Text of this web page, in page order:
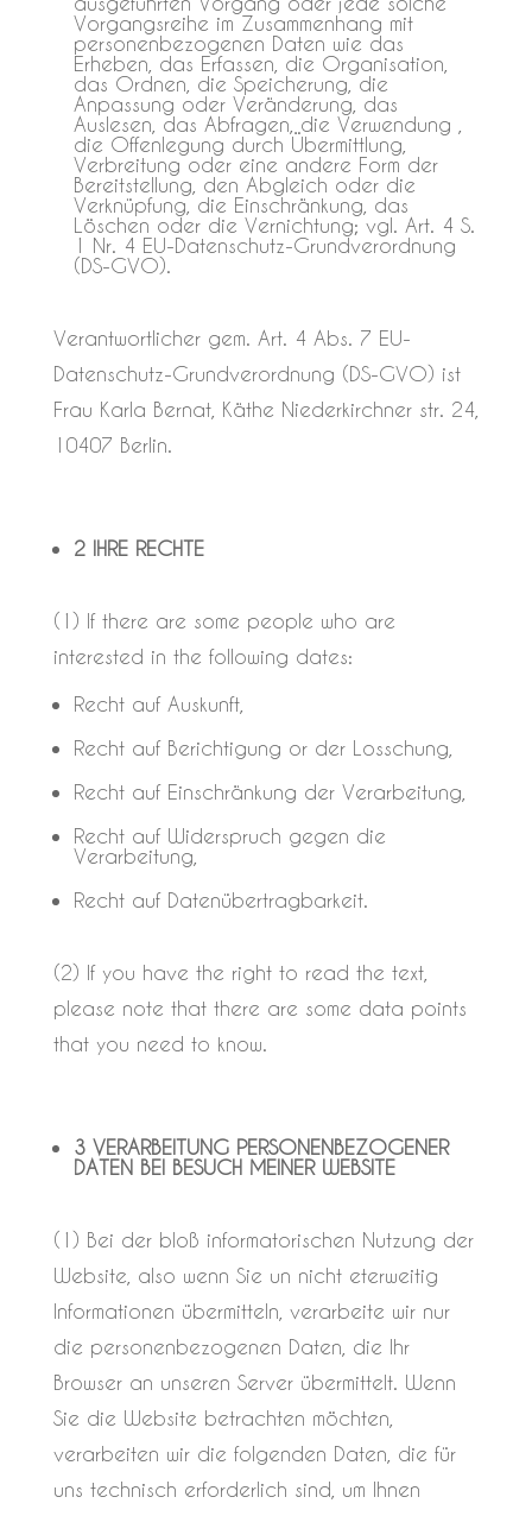
Vorgangsreihe im Zusammenhang mit
personenbezogenen Daten wie das
Erheben, das Erfassen, die Organisation,
das Ordnen, die Speicherung, die
Anpassung oder Veränderung, das
Auslesen, das Abfragen, die Verwendung ,
die Offenlegung durch Übermittlung,
Verbreitung oder eine andere Form der
Bereitstellung, den Abgleich oder die
Verknüpfung, die Einschränkung, das
Löschen oder die Vernichtung; vgl. Art. 4 S.
1 Nr. 4 EU-Datenschutz-Grundverordnung
(DS-GVO).
Verantwortlicher gem. Art. 4 Abs. 7 EU-
Datenschutz-Grundverordnung (DS-GVO) ist
Frau Karla Bernat, Käthe Niederkirchner str. 24,
10407 Berlin.
2 IHRE RECHTE
(1) If there are some people who are
interested in the following dates:
Recht auf Auskunft,
Recht auf Berichtigung or der Losschung,
Recht auf Einschränkung der Verarbeitung,
Recht auf Widerspruch gegen die
Verarbeitung,
Recht auf Datenübertragbarkeit.
(2) If you have the right to read the text,
please note that there are some data points
that you need to know.
3 VERARBEITUNG PERSONENBEZOGENER
DATEN BEI BESUCH MEINER WEBSITE
(1) Bei der bloß informatorischen Nutzung der
Website, also wenn Sie un nicht eterweitig
Informationen übermitteln, verarbeite wir nur
die personenbezogenen Daten, die Ihr
Browser an unseren Server übermittelt. Wenn
Sie die Website betrachten möchten,
verarbeiten wir die folgenden Daten, die für
uns technisch erforderlich sind, um Ihnen